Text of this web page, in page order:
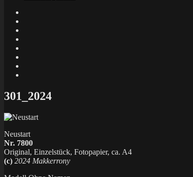
X
301_2024
Neustart
Nr. 7800
Original, Einzelstück, Fotopapier, ca. A4
(c) 2024 Makkerrony